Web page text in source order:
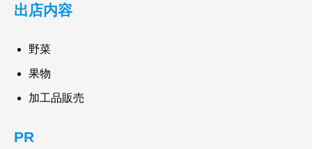
出店内容
野菜
果物
加工品販売
PR